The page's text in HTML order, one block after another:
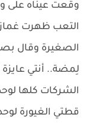
وقعت عيناه على
التعب ظهرت
الصغيرة وقال
لِمضة.. أنتي
الشركات كلها
قطتي الغيورة